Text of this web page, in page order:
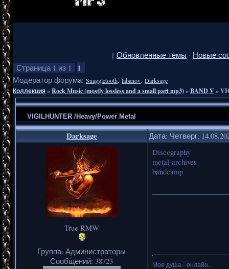
[ Обновленные темы · Новые
Страница 1 из 1 1
Модератор форума: Snaggletooth, labanov, Darksage
Коллекция»Rock Music (mostly lossless and a small part mp3)»BAND V»
VIGILHUNTER /Heavy/Power Metal
Darksage Дата: Четверг,
True RMW
Группа: Администраторы
Сообщений: 38723
Discography
metal-archives
bandcamp
Моя душа - онлайн..